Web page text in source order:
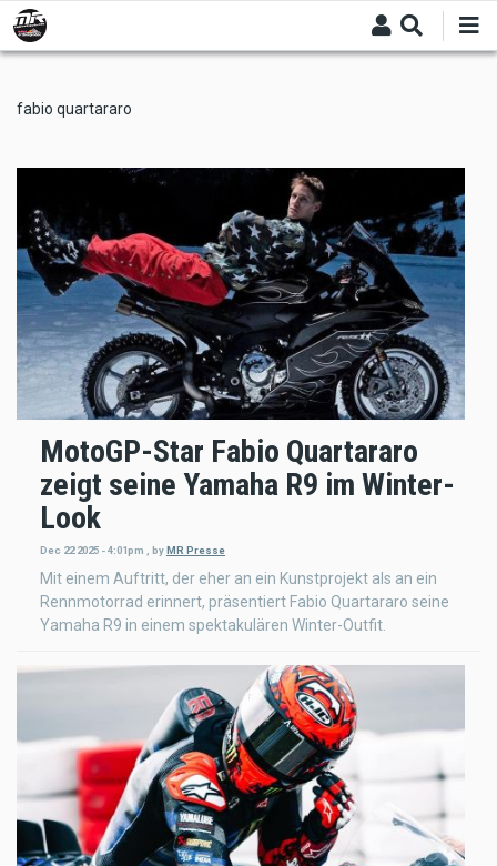
Skip
to
main
fabio quartararo
MotoGP-Star Fabio Quartararo
zeigt seine Yamaha R9 im Winter-
Look
Dec 22 2025 - 4:01pm , by MR Presse
Mit einem Auftritt, der eher an ein Kunstprojekt als an ein
Rennmotorrad erinnert, präsentiert Fabio Quartararo seine
Yamaha R9 in einem spektakulären Winter-Outfit.